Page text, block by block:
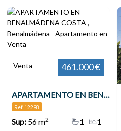
Venta 461.000 €
APARTAMENTO EN BENALMÁDENA COSTA , Benalmádena
Ref. 12298
Sup:56 m2 1
1